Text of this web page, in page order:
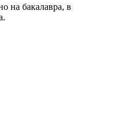
на бакалавра, в